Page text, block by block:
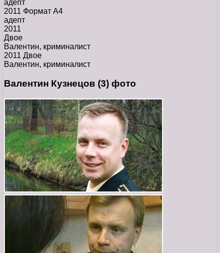
адепт
2011 Формат А4
адепт
2011
Двое
Валентин, криминалист
2011 Двое
Валентин, криминалист
Валентин Кузнецов (3) фото